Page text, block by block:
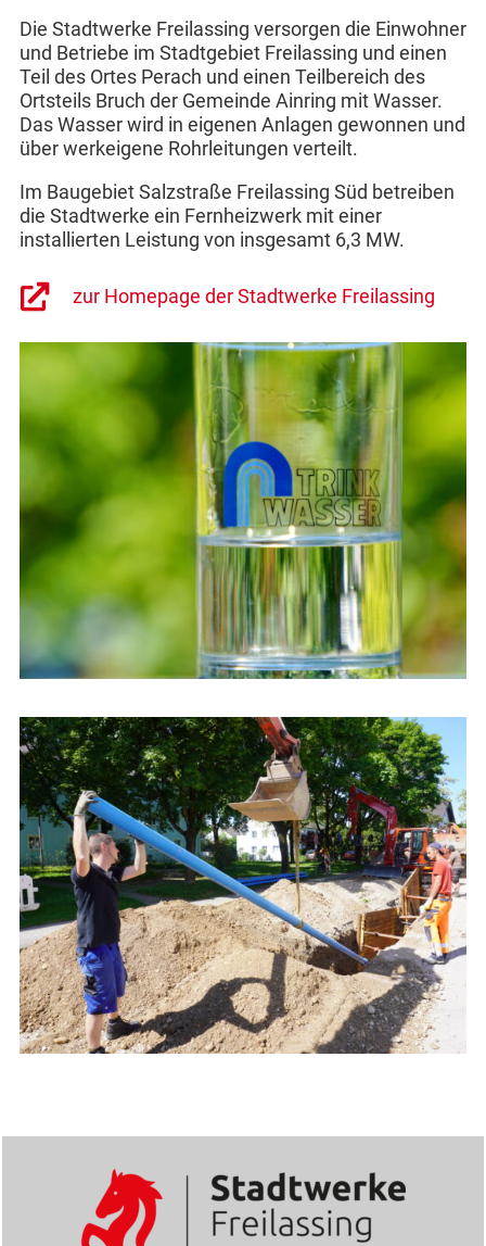
Die Stadtwerke Freilassing versorgen die Einwohner
und Betriebe im Stadtgebiet Freilassing und einen
Teil des Ortes Perach und einen Teilbereich des
Ortsteils Bruch der Gemeinde Ainring mit Wasser.
Das Wasser wird in eigenen Anlagen gewonnen und
über werkeigene Rohrleitungen verteilt.
Im Baugebiet Salzstraße Freilassing Süd betreiben
die Stadtwerke ein Fernheizwerk mit einer
installierten Leistung von insgesamt 6,3 MW.
zur Homepage der Stadtwerke Freilassing